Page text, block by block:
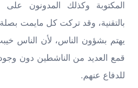
المكتوبة وكذلك المدونون على
بالتقنية، وقد تركت كل مايمت بصلة
يهتم بشؤون الناس، لأن الناس
قمع العديد من الناشطين دون
للدفاع عنهم.